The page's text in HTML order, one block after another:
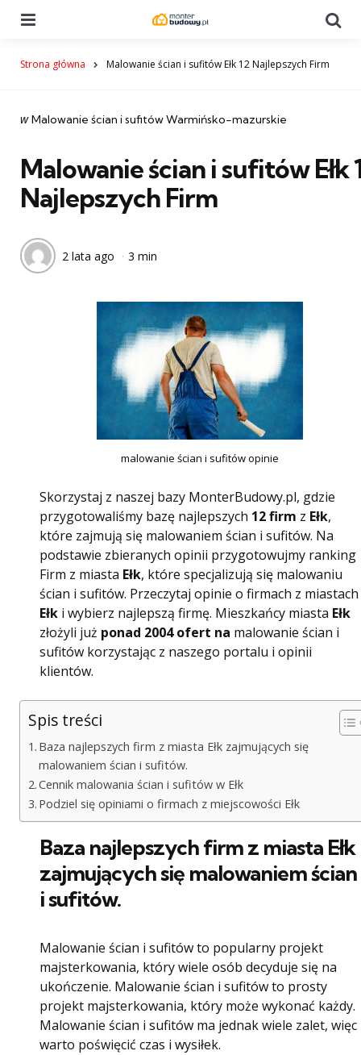
Strona główna Malowanie ścian i sufitów Ełk 12 Najlepszych Firm
Categories
post
w Malowanie ścian i sufitów Warmińsko-mazurskie
Malowanie ścian i sufitów Ełk
Najlepszych Firm
2 lata ago 3 min
malowanie ścian i sufitów opinie
Skorzystaj z naszej bazy MonterBudowy.pl, gdzie
przygotowaliśmy bazę najlepszych 12 firm z Ełk,
które zajmują się malowaniem ścian i sufitów. Na
podstawie zbieranych opinii przygotowujmy ranking
Firm z miasta Ełk, które specjalizują się malowaniu
ścian i sufitów. Przeczytaj opinie o firmach z miastach
Ełk i wybierz najlepszą firmę. Mieszkańcy miasta Ełk
złożyli już ponad 2004 ofert na malowanie ścian i
sufitów korzystając z naszego portalu i opinii
klientów.
Spis treści
Baza najlepszych firm z miasta Ełk zajmujących się
malowaniem ścian i sufitów.
Cennik malowania ścian i sufitów w Ełk
Podziel się opiniami o firmach z miejscowości Ełk
Baza najlepszych firm z miasta Ełk
zajmujących się malowaniem ścian
i sufitów.
Malowanie ścian i sufitów to popularny projekt
majsterkowania, który wiele osób decyduje się na
ukończenie. Malowanie ścian i sufitów to prosty
projekt majsterkowania, który może wykonać każdy.
Malowanie ścian i sufitów ma jednak wiele zalet, więc
warto poświęcić czas i wysiłek.